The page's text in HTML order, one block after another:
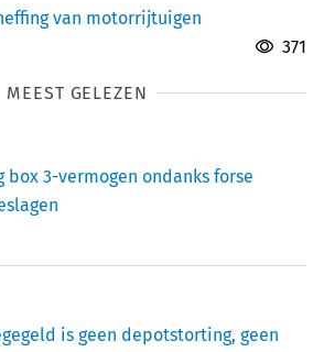
van motorrijtuigen
371
MEEST GELEZEN
box 3-vermogen ondanks forse
is geen depotstorting, geen